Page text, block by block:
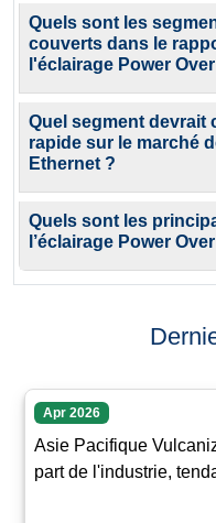
Quels sont les
couverts dans le
l'éclairage Power
Quel segment devrait
rapide sur le marché
Ethernet ?
Quels sont les
l’éclairage Power
Apr 2026
Asie Pacifique
part de l'industrie,